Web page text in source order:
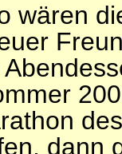
wären
dann